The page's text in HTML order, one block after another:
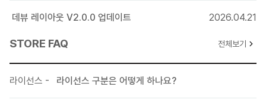
메인타입 Grid Gallery 사용 시 Thumbnail 흑백 이미지 사용 옵션화
제목(링크)버튼, 슬라이더 콘트롤버튼 출력 옵션화
라이트박스 갤러리에서 제목, 링크버튼 출력 옵션화
데뷰 레이아웃 V2.0.0 업데이트 2026.04.21
STORE FAQ 전체보기
라이선스 - 라이선스 구분은 어떻게 하나요?